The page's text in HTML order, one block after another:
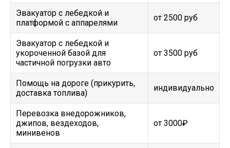
Эвакуатор с лебедкой и
платформой с аппарелями
от 2500 руб
Эвакуатор с лебедкой и
укороченной базой для
частичной погрузки авто
от 3500 руб
Помощь на дороге (прикурить,
доставка топлива)
индивидуально
Перевозка внедорожников,
джипов, вездеходов,
минивенов
от 3000₽